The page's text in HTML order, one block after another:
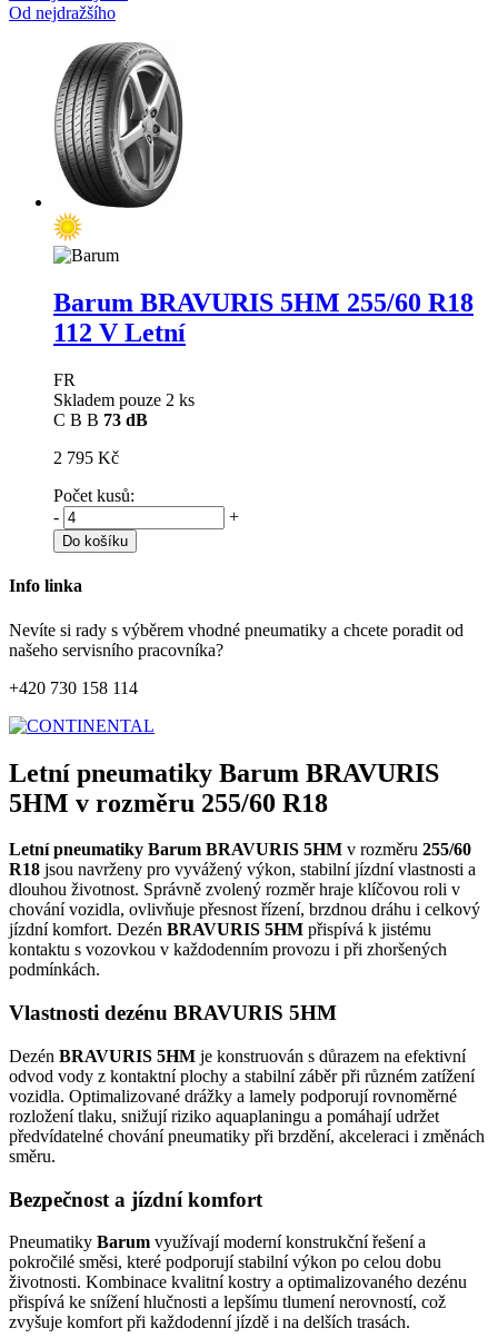
Od nejdražšího
Barum BRAVURIS 5HM 255/60 R18
112 V Letní
FR
Skladem pouze 2 ks
C B B 73 dB
2 795 Kč
Počet kusů:
-
+
Do košíku
Info linka
Nevíte si rady s výběrem vhodné pneumatiky a chcete poradit od
našeho servisního pracovníka?
+420 730 158 114
Letní pneumatiky Barum BRAVURIS
5HM v rozměru 255/60 R18
Letní pneumatiky Barum BRAVURIS 5HM v rozměru 255/60
R18 jsou navrženy pro vyvážený výkon, stabilní jízdní vlastnosti a
dlouhou životnost. Správně zvolený rozměr hraje klíčovou roli v
chování vozidla, ovlivňuje přesnost řízení, brzdnou dráhu i celkový
jízdní komfort. Dezén BRAVURIS 5HM přispívá k jistému
kontaktu s vozovkou v každodenním provozu i při zhoršených
podmínkách.
Vlastnosti dezénu BRAVURIS 5HM
Dezén BRAVURIS 5HM je konstruován s důrazem na efektivní
odvod vody z kontaktní plochy a stabilní záběr při různém zatížení
vozidla. Optimalizované drážky a lamely podporují rovnoměrné
rozložení tlaku, snižují riziko aquaplaningu a pomáhají udržet
předvídatelné chování pneumatiky při brzdění, akceleraci i změnách
směru.
Bezpečnost a jízdní komfort
Pneumatiky Barum využívají moderní konstrukční řešení a
pokročilé směsi, které podporují stabilní výkon po celou dobu
životnosti. Kombinace kvalitní kostry a optimalizovaného dezénu
přispívá ke snížení hlučnosti a lepšímu tlumení nerovností, což
zvyšuje komfort při každodenní jízdě i na delších trasách.